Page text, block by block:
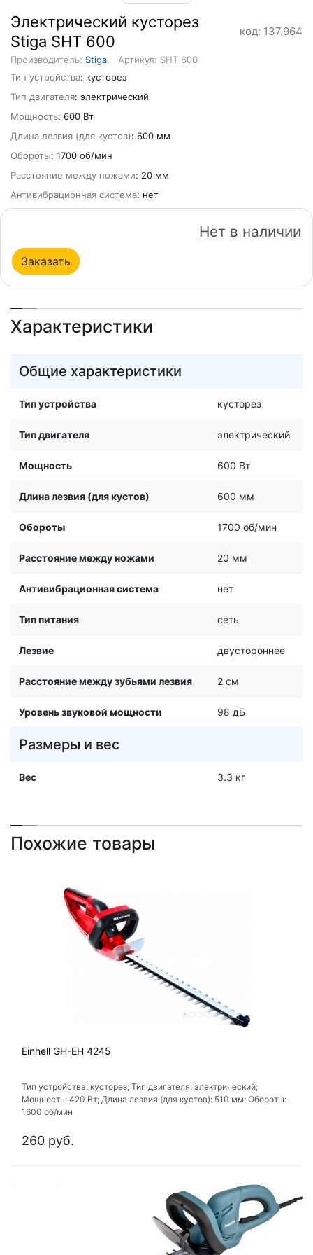
Электрический кусторез
Stiga SHT 600
код: 137.964
Производитель: Stiga.
Артикул: SHT 600
Тип устройства: кусторез
Тип двигателя: электрический
Мощность: 600 Вт
Длина лезвия (для кустов): 600 мм
Обороты: 1700 об/мин
Расстояние между ножами: 20 мм
Антивибрационная система: нет
Нет в наличии
Заказать
Характеристики
Общие характеристики
Тип устройства кусторез
Тип двигателя электрический
Мощность 600 Вт
Длина лезвия (для кустов) 600 мм
Обороты 1700 об/мин
Расстояние между ножами 20 мм
Антивибрационная система нет
Тип питания сеть
Лезвие двустороннее
Расстояние между зубьями лезвия 2 см
Уровень звуковой мощности 98 дБ
Размеры и вес
Вес 3.3 кг
Похожие товары
Einhell GH-EH 4245
Тип устройства: кусторез; Тип двигателя: электрический;
Мощность: 420 Вт; Длина лезвия (для кустов): 510 мм; Обороты:
1600 об/мин
260 руб.